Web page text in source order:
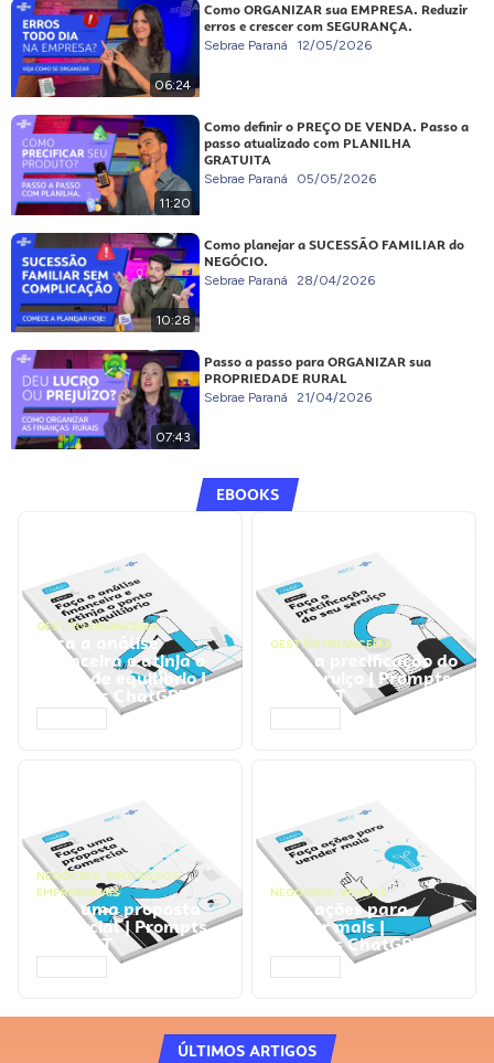
06:24
Como ORGANIZAR sua EMPRESA. Reduzir
erros e crescer com SEGURANÇA.
Sebrae Paraná 12/05/2026
11:20
Como definir o PREÇO DE VENDA. Passo a
passo atualizado com PLANILHA
GRATUITA
Sebrae Paraná 05/05/2026
10:28
Como planejar a SUCESSÃO FAMILIAR do
NEGÓCIO.
Sebrae Paraná 28/04/2026
07:43
Passo a passo para ORGANIZAR sua
PROPRIEDADE RURAL
Sebrae Paraná 21/04/2026
EBOOKS
GESTÃO FINANCEIRA
Faça a análise
financeira e atinja o
ponto de equilíbrio |
Prompts ChatGPT
GESTÃO FINANCEIRA
Faça a precificação do
seu serviço | Prompts
ChatGPT
NEGÓCIOS, PROCESSOS
EMPRESARIAIS
Faça uma proposta
comercial | Prompts
ChatGPT
NEGÓCIOS, VENDAS
Faça ações para
vender mais |
Prompts ChatGPT
ÚLTIMOS ARTIGOS